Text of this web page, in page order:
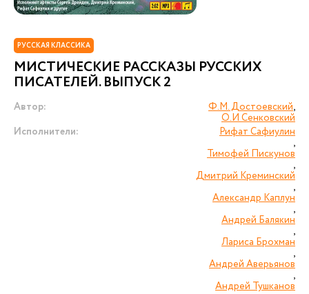
РУССКАЯ КЛАССИКА
МИСТИЧЕСКИЕ РАССКАЗЫ РУССКИХ
ПИСАТЕЛЕЙ. ВЫПУСК 2
Автор: Ф.М. Достоевский,
О.И Сенковский
Исполнители:
Рифат Сафиулин
,
Тимофей Пискунов
,
Дмитрий Креминский
,
Александр Каплун
,
Андрей Балякин
,
Лариса Брохман
,
Андрей Аверьянов
,
Андрей Тушканов